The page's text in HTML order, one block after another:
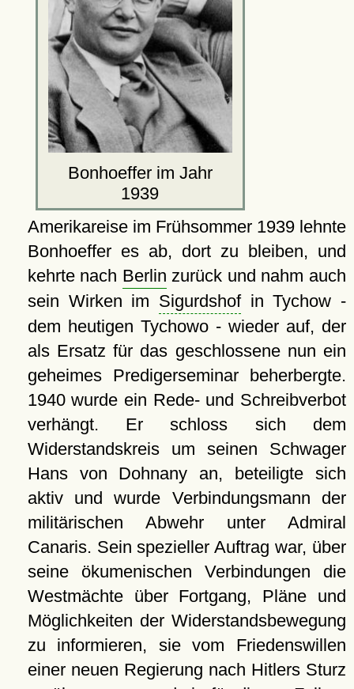
Bonhoeffer im Jahr
1939
Amerikareise im Frühsommer 1939 lehnte
Bonhoeffer es ab, dort zu bleiben, und
kehrte nach Berlin zurück und nahm auch
sein Wirken im Sigurdshofin Tychow -
dem heutigen Tychowo - wieder auf, der
als Ersatz für das geschlossene nun ein
geheimes Predigerseminar beherbergte.
1940 wurde ein Rede- und Schreibverbot
verhängt. Er schloss sich dem
Widerstandskreis um seinen Schwager
Hans von Dohnany an, beteiligte sich
aktiv und wurde Verbindungsmann der
militärischen Abwehr unter Admiral
Canaris. Sein spezieller Auftrag war, über
seine ökumenischen Verbindungen die
Westmächte über Fortgang, Pläne und
Möglichkeiten der Widerstandsbewegung
zu informieren, sie vom Friedenswillen
einer neuen Regierung nach Hitlers Sturz